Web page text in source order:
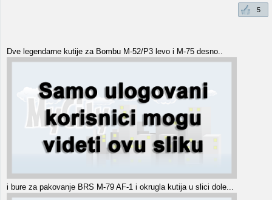
5
Dve legendarne kutije za Bombu M-52/P3 levo i M-75 desno..
i bure za pakovanje BRS M-79 AF-1 i okrugla kutija u slici dole...